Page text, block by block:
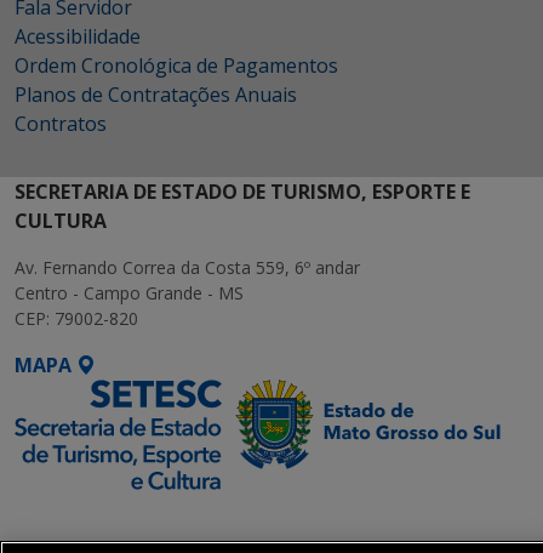
Fala Servidor
Acessibilidade
Ordem Cronológica de Pagamentos
Planos de Contratações Anuais
Contratos
SECRETARIA DE ESTADO DE TURISMO, ESPORTE E
CULTURA
Av. Fernando Correa da Costa 559, 6º andar
Centro - Campo Grande - MS
CEP: 79002-820
MAPA